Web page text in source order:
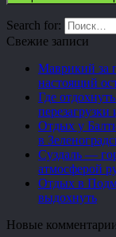
Search for:
Свежие записи
Маврикий за
настоящий
Где
Отдых у
в
Суздаль —
атмосферой
Отдых в
выдохнуть
Новые